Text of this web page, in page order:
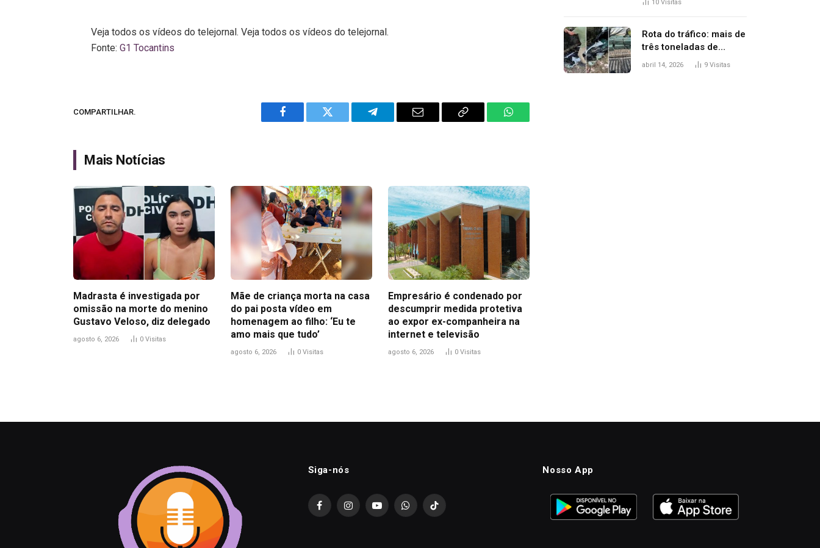
Veja todos os vídeos do telejornal. Veja todos os vídeos do telejornal.
Fonte:G1 Tocantins
COMPARTILHAR.
Facebook Twitter Telegram Email
Copy
WhatsApp
Mais Notícias
Madrasta é investigada por
omissão na morte do menino
Gustavo Veloso, diz delegado
agosto 6, 2026 0 Visitas
Mãe de criança morta na casa
do pai posta vídeo em
homenagem ao filho: ‘Eu te
amo mais que tudo’
agosto 6, 2026 0 Visitas
Empresário é condenado por
descumprir medida protetiva
ao expor ex-companheira na
internet e televisão
agosto 6, 2026 0 Visitas
10 Visitas
Rota do tráfico: mais de
três toneladas de
drogas são
abril 14, 2026 9 Visitas
Siga-nós
FacebookInstagramYouTubeWhatsAppTikTok
Nosso App